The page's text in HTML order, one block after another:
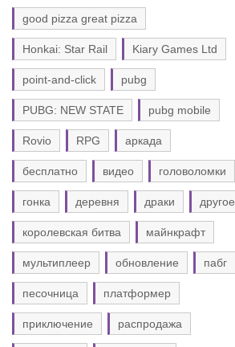
good pizza great pizza
Honkai: Star Rail Kiary Games Ltd
point-and-click pubg
PUBG: NEW STATE pubg mobile
Rovio RPG аркада
бесплатно видео головоломки
гонка деревня драки другое
королевская битва майнкрафт
мультиплеер обновление пабг
песочница платформер
приключение распродажа